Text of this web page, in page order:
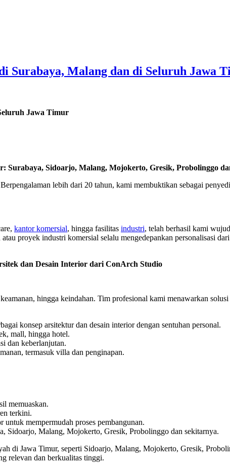
Malang dan di Seluruh Jawa
Jawa Timur
Surabaya, Sidoarjo, Malang, Mojokerto, Gresik, Probolinggo
lebih dari 20 tahun, kami membuktikan sebagai
kantor komersial, hingga fasilitas industri, telah berhasil kami
proyek industri komersial selalu mengedepankan personalisasi
dan Desain Interior dari ConArch Studio
hingga keindahan. Tim profesional kami menawarkan
konsep arsitektur dan desain interior dengan sentuhan personal.
mall, hingga hotel.
dan keberlanjutan.
termasuk villa dan penginapan.
memuaskan.
terkini.
mempermudah proses pembangunan.
Sidoarjo, Malang, Mojokerto, Gresik, Probolinggo dan sekitarnya.
di Jawa Timur, seperti Sidoarjo, Malang, Mojokerto, Gresik,
relevan dan berkualitas tinggi.